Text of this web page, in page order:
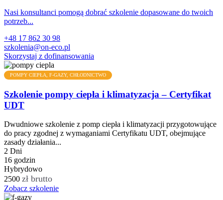
Nasi konsultanci pomogą dobrać szkolenie dopasowane do twoich
potrzeb...
+48 17 862 30 98
szkolenia@on-eco.pl
Skorzystaj z dofinansowania
POMPY CIEPŁA, F-GAZY, CHŁODNICTWO
Szkolenie pompy ciepła i klimatyzacja – Certyfikat
UDT
Dwudniowe szkolenie z pomp ciepła i klimatyzacji przygotowujące
do pracy zgodnej z wymaganiami Certyfikatu UDT, obejmujące
zasady działania...
2 Dni
16 godzin
Hybrydowo
2500 zł brutto
Zobacz szkolenie